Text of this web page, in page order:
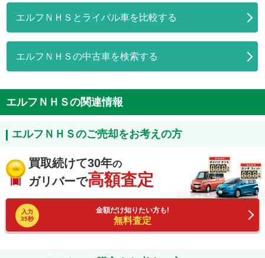
エルフＮＨＳとライバル車を比較する
エルフＮＨＳの中古車を検索する
エルフＮＨＳの関連情報
エルフＮＨＳのご売却をお考えの方
買取続けて30年の
ガリバーで高額査定
入力
35秒
金額だけ知りたい方も!
無料査定